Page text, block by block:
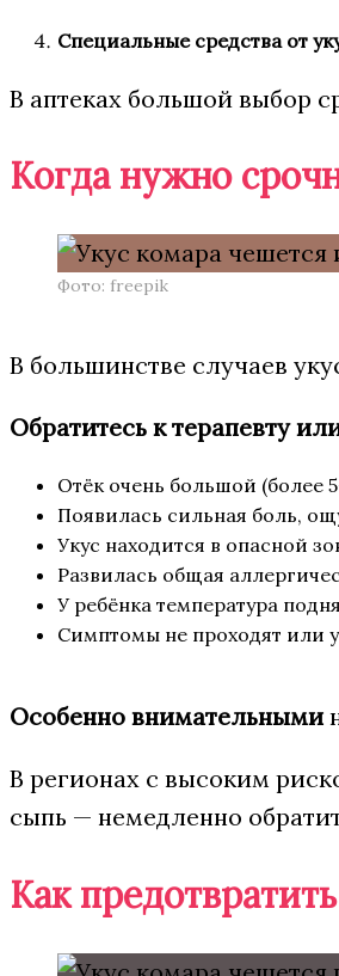
Специальные средства от
В аптеках большой выбор
Когда нужно
Фото: freepik
В большинстве случаев
Обратитесь к терапевту
Отёк очень большой (более
Появилась сильная боль,
Укус находится в опасной
Развилась общая
У ребёнка температура
Симптомы не проходят или
Особенно внимательными
В регионах с высоким
сыпь — немедленно
Как